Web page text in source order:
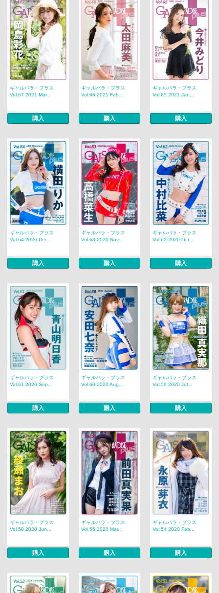
ギャルパラ・プラス
Vol.67 2021 Mar...
購入
ギャルパラ・プラス
Vol.66 2021 Feb...
購入
ギャルパラ・プラス
Vol.65 2021 Jan...
購入
ギャルパラ・プラス
Vol.64 2020 Dec...
購入
ギャルパラ・プラス
Vol.63 2020 Nov...
購入
ギャルパラ・プラス
Vol.62 2020 Oct...
購入
ギャルパラ・プラス
Vol.61 2020 Sep...
購入
ギャルパラ・プラス
Vol.60 2020 Aug...
購入
ギャルパラ・プラス
Vol.59 2020 Jul...
購入
ギャルパラ・プラス
Vol.58 2020 Jun...
購入
ギャルパラ・プラス
Vol.55 2020 Mar...
購入
ギャルパラ・プラス
Vol.54 2020 Feb...
購入